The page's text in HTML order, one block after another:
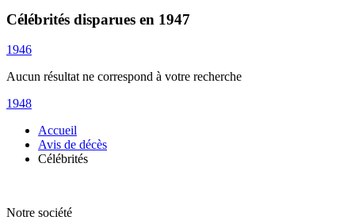
Célébrités disparues en 1947
1946
Aucun résultat ne correspond à votre recherche
1948
Accueil
Avis de décès
Célébrités
Notre société